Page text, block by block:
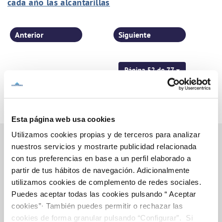
Esta página web usa cookies
Utilizamos cookies propias y de terceros para analizar
nuestros servicios y mostrarte publicidad relacionada
con tus preferencias en base a un perfil elaborado a
partir de tus hábitos de navegación. Adicionalmente
utilizamos cookies de complemento de redes sociales.
Puedes aceptar todas las cookies pulsando “ Aceptar
cookies”· También puedes permitir o rechazar las
cookies de forma granular pulsando “Configurar”. Si
Página 52 de 77
Anterior Siguiente
Inicio
Gestiones Online